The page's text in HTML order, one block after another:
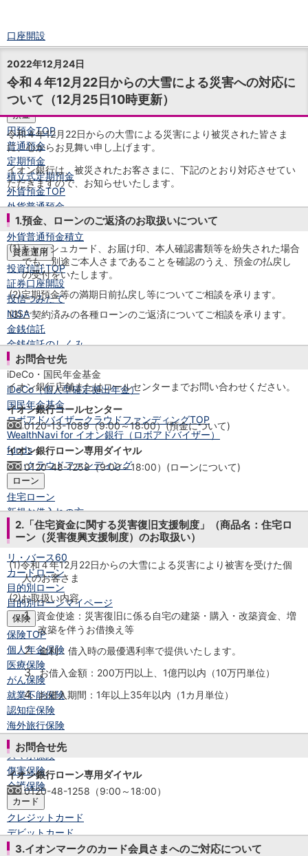
口座開設
ログイン
チャット
メニュー
商品・サービス
預金
円預金TOP
普通預金
定期預金
積立式定期預金
外貨預金TOP
外貨普通預金
外貨定期預金
外貨普通預金積立
資産運用
投資信託TOP
証券口座開設
投信つみたて
NISA
金銭信託
金銭信託のしくみ
取扱商品一覧
iDeCo・国民年金基金
iDeCo（個人型確定拠出年金）
国民年金基金
ロボアドバイザークラウドファンディングTOP
WealthNavi for イオン銀行（ロボアドバイザー）
funds
まいクラウドファンディング
ローン
住宅ローン
新規お借入れの方
お借換えの方
フラット35
リ・バース60
カードローン
目的別ローン
目的別ローンマイページ
保険
保険TOP
個人年金保険
医療保険
がん保険
就業不能保険
認知症保険
海外旅行保険
国内旅行傷害保険
スマホ保険
傷害保険
介護保険
カード
クレジットカード
デビットカード
インターネットバンキング
2022年12月24日
令和４年12月22日からの大雪による災害への対応に
ついて（12月25日10時更新）
令和４年12月22日からの大雪による災害により被災された皆さま
に、心からお見舞い申し上げます。
イオン銀行は、被災されたお客さまに、下記のとおり対応させてい
ただきますので、お知らせいたします。
1.預金、ローンのご返済のお取扱いについて
(1)キャッシュカード、お届け印、本人確認書類等を紛失された場合
でも、別途ご本人さまであることを確認のうえ、預金の払戻し
の受付をいたします。
(2)定期預金等の満期日前払戻し等についてご相談を承ります。
(3)ご契約済みの各種ローンのご返済についてご相談を承ります。
お問合せ先
イオン銀行店舗またはコールセンターまでお問い合わせください。
イオン銀行コールセンター
0120-13-1089（9:00～18:00）(預金について)
イオン銀行ローン専用ダイヤル
0120-48-1258（9:00～18:00）(ローンについて)
2.「住宅資金に関する災害復旧支援制度」（商品名：住宅ロ
ーン（災害復興支援制度）のお取扱い）
(1)令和４年12月22日からの大雪による災害により被害を受けた個
人のお客さま
(2)お取扱い内容
1. 資金使途：災害復旧に係る自宅の建築・購入・改築資金、増
改築を伴うお借換え等
2. 金利：借入時の最優遇利率で提供いたします。
3. お借入金額：200万円以上、1億円以内（10万円単位）
4. お借入期間：1年以上35年以内（1カ月単位）
お問合せ先
イオン銀行ローン専用ダイヤル
0120-48-1258（9:00～18:00）
3.イオンマークのカード会員さまへのご対応について